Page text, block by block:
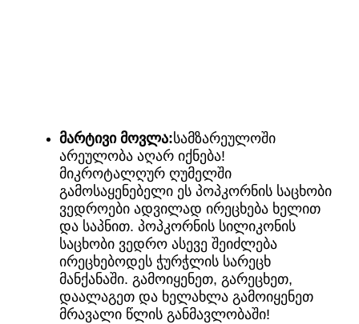
მარტივი მოვლა:სამზარეულოში
არეულობა აღარ იქნება!
მიკროტალღურ ღუმელში
გამოსაყენებელი ეს პოპკორნის საცხობი
ვედროები ადვილად ირეცხება ხელით
და საპნით. პოპკორნის სილიკონის
საცხობი ვედრო ასევე შეიძლება
ირეცხებოდეს ჭურჭლის სარეცხ
მანქანაში. გამოიყენეთ, გარეცხეთ,
დაალაგეთ და ხელახლა გამოიყენეთ
მრავალი წლის განმავლობაში!